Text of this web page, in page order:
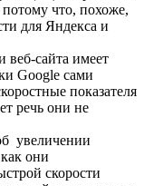
потому что, похоже,
для Яндекса и
веб-сайта имеет
Google сами
показателя
речь они не
увеличении
они
скорости